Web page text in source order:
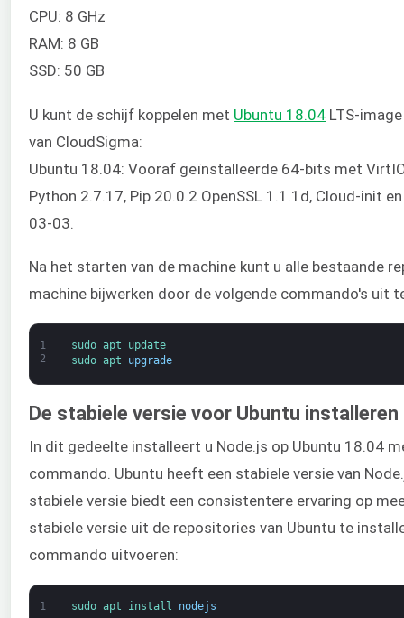
CPU: 8 GHz
RAM: 8 GB
SSD: 50 GB
U kunt de schijf koppelen met Ubuntu 18.04 LTS-
van CloudSigma:
Ubuntu 18.04: Vooraf geïnstalleerde 64-bits met
Python 2.7.17, Pip 20.0.2 OpenSSL 1.1.1d, Cloud-init
03-03.
Na het starten van de machine kunt u alle bestaande
machine bijwerken door de volgende commando's uit
1
2
sudo apt
update
sudo apt upgrade
De stabiele versie voor Ubuntu installeren
In dit gedeelte installeert u Node.js op Ubuntu 18.04
commando. Ubuntu heeft een stabiele versie van
stabiele versie biedt een consistentere ervaring op
stabiele versie uit de repositories van Ubuntu te
commando uitvoeren:
1 sudo apt install nodejs